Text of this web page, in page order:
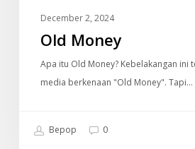
December 2, 2024
Old Money
Apa itu Old Money? Kebelakangan ini
media berkenaan "Old Money". Tapi…
Bepop 0